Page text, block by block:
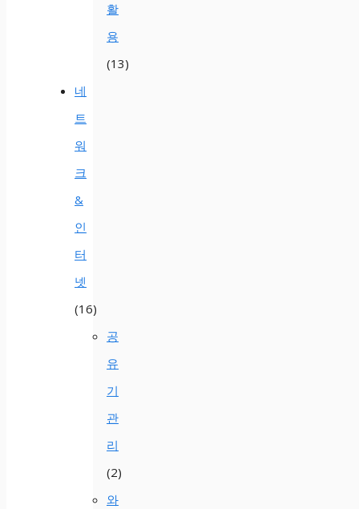
활
용
(13)
네
트
워
크
&
인
터
넷
(16)
공
유
기
관
리
(2)
와